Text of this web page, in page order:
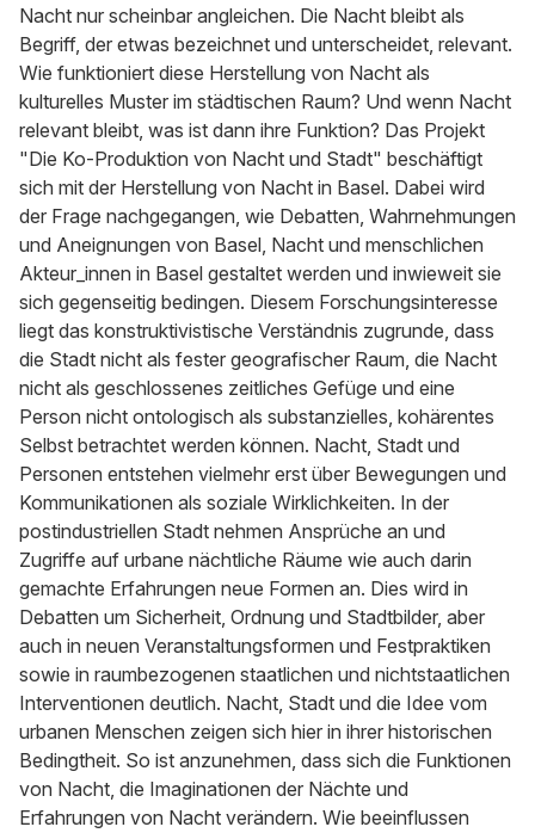
Nacht nur scheinbar angleichen. Die Nacht bleibt als
Begriff, der etwas bezeichnet und unterscheidet, relevant.
Wie funktioniert diese Herstellung von Nacht als
kulturelles Muster im städtischen Raum? Und wenn Nacht
relevant bleibt, was ist dann ihre Funktion? Das Projekt
"Die Ko-Produktion von Nacht und Stadt" beschäftigt
sich mit der Herstellung von Nacht in Basel. Dabei wird
der Frage nachgegangen, wie Debatten, Wahrnehmungen
und Aneignungen von Basel, Nacht und menschlichen
Akteur_innen in Basel gestaltet werden und inwieweit sie
sich gegenseitig bedingen. Diesem Forschungsinteresse
liegt das konstruktivistische Verständnis zugrunde, dass
die Stadt nicht als fester geografischer Raum, die Nacht
nicht als geschlossenes zeitliches Gefüge und eine
Person nicht ontologisch als substanzielles, kohärentes
Selbst betrachtet werden können. Nacht, Stadt und
Personen entstehen vielmehr erst über Bewegungen und
Kommunikationen als soziale Wirklichkeiten. In der
postindustriellen Stadt nehmen Ansprüche an und
Zugriffe auf urbane nächtliche Räume wie auch darin
gemachte Erfahrungen neue Formen an. Dies wird in
Debatten um Sicherheit, Ordnung und Stadtbilder, aber
auch in neuen Veranstaltungsformen und Festpraktiken
sowie in raumbezogenen staatlichen und nichtstaatlichen
Interventionen deutlich. Nacht, Stadt und die Idee vom
urbanen Menschen zeigen sich hier in ihrer historischen
Bedingtheit. So ist anzunehmen, dass sich die Funktionen
von Nacht, die Imaginationen der Nächte und
Erfahrungen von Nacht verändern. Wie beeinflussen